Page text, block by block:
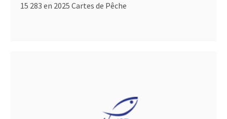
15 283 en 2025 Cartes de Pêche